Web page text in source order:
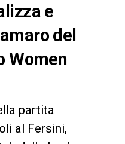
e
del
Women
partita
al Fersini,